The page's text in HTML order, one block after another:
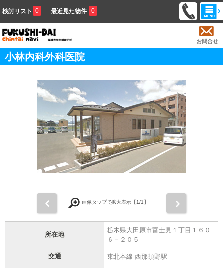
検討リスト 0 最近見た物件 0
お問合せ
小林内科外科医院
画像タップで拡大表示【1/1】
所在地
栃木県大田原市富士見１丁目１６０
６－２０５
交通 東北本線 西那須野駅